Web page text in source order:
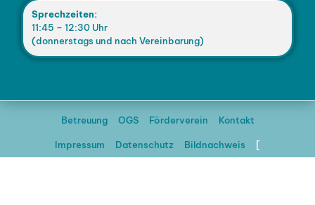
Sprechzeiten:
11:45 – 12:30 Uhr
(donnerstags und nach Vereinbarung)
Betreuung OGS Förderverein Kontakt
Impressum Datenschutz Bildnachweis [